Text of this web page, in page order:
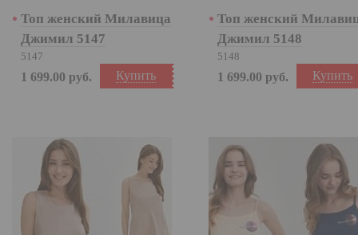
Топ женский Милавица
Джимил 5147
5147
Купить
1 699.00 руб.
Топ женский
Джимил 5148
5148
Купить
1 699.00 руб.